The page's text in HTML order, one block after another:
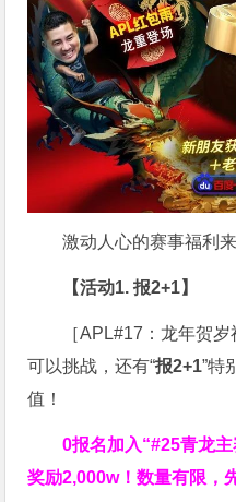
激动人心的赛事福利来
【活动1. 报2+1】
［APL#17：龙年贺
可以挑战，还有“报2+1”特
值！
0报名加入“#25青龙
奖励2,000w！数量有限，